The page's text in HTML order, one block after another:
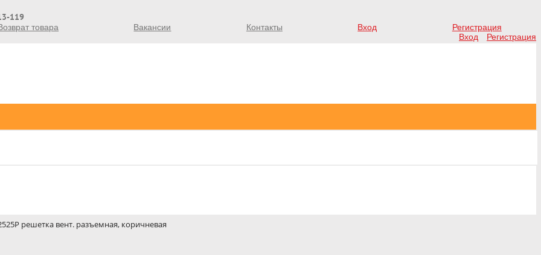
119
товара Вакансии Контакты Вход
Регистрация
Вход
Регистрация
решетка вент. разъемная, коричневая